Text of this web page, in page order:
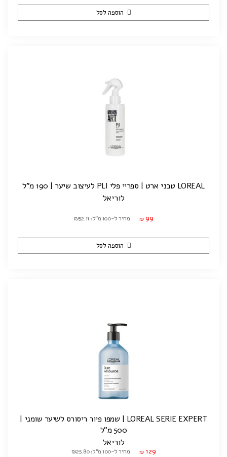
הוספה לסל
LOREAL טכני ארט | ספריי פלי PLI לעיצוב שיער | 190 מ"ל
לוריאל
₪ 99 מחיר ל-100 מ"ל: ₪52.11
הוספה לסל
LOREAL SERIE EXPERT | שמפו פיור ריסורס לשיער שומני |
500 מ"ל
לוריאל
₪ 129 מחיר ל-100 מ"ל: ₪25.80